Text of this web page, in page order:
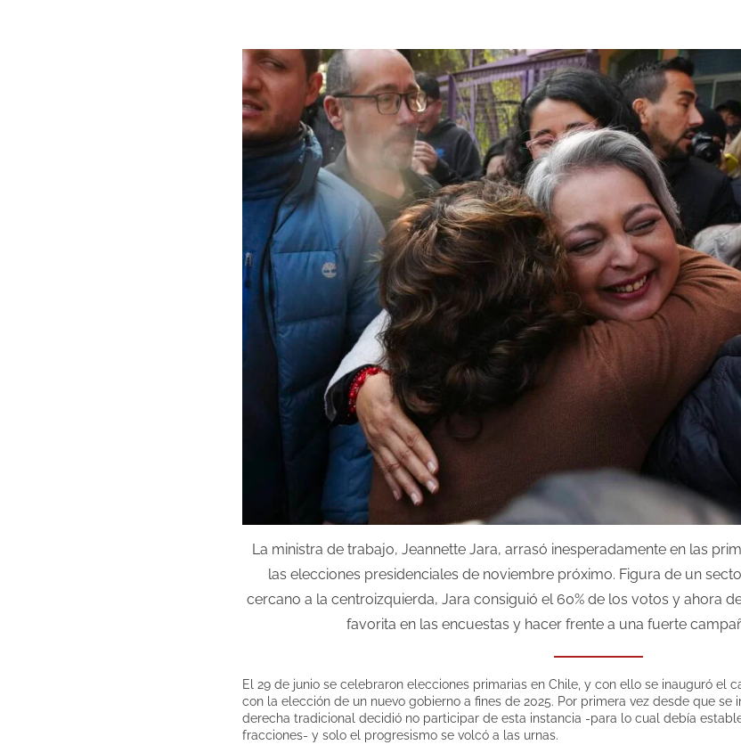
La ministra de trabajo, Jeannette Jara, arrasó inesperadamente en las
las elecciones presidenciales de noviembre próximo. Figura de un
cercano a la centroizquierda, Jara consiguió el 60% de los votos y ahora
favorita en las encuestas y hacer frente a una fuerte
El 29 de junio se celebraron elecciones primarias en Chile, y con ello se inauguró el
con la elección de un nuevo gobierno a fines de 2025. Por primera vez desde que se
derecha tradicional decidió no participar de esta instancia -para lo cual debía
fracciones- y solo el progresismo se volcó a las urnas.